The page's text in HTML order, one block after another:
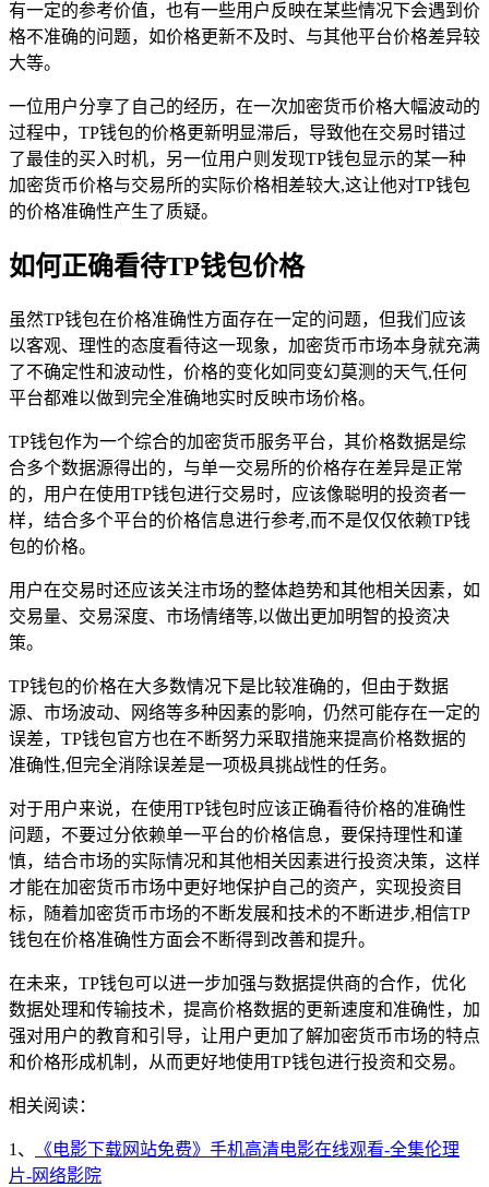
有一定的参考价值，也有一些用户反映在某些情况下会遇到价
格不准确的问题，如价格更新不及时、与其他平台价格差异较
大等。
一位用户分享了自己的经历，在一次加密货币价格大幅波动的
过程中，TP钱包的价格更新明显滞后，导致他在交易时错过
了最佳的买入时机，另一位用户则发现TP钱包显示的某一种
加密货币价格与交易所的实际价格相差较大,这让他对TP钱包
的价格准确性产生了质疑。
如何正确看待TP钱包价格
虽然TP钱包在价格准确性方面存在一定的问题，但我们应该
以客观、理性的态度看待这一现象，加密货币市场本身就充满
了不确定性和波动性，价格的变化如同变幻莫测的天气,任何
平台都难以做到完全准确地实时反映市场价格。
TP钱包作为一个综合的加密货币服务平台，其价格数据是综
合多个数据源得出的，与单一交易所的价格存在差异是正常
的，用户在使用TP钱包进行交易时，应该像聪明的投资者一
样，结合多个平台的价格信息进行参考,而不是仅仅依赖TP钱
包的价格。
用户在交易时还应该关注市场的整体趋势和其他相关因素，如
交易量、交易深度、市场情绪等,以做出更加明智的投资决
策。
TP钱包的价格在大多数情况下是比较准确的，但由于数据
源、市场波动、网络等多种因素的影响，仍然可能存在一定的
误差，TP钱包官方也在不断努力采取措施来提高价格数据的
准确性,但完全消除误差是一项极具挑战性的任务。
对于用户来说，在使用TP钱包时应该正确看待价格的准确性
问题，不要过分依赖单一平台的价格信息，要保持理性和谨
慎，结合市场的实际情况和其他相关因素进行投资决策，这样
才能在加密货币市场中更好地保护自己的资产，实现投资目
标，随着加密货币市场的不断发展和技术的不断进步,相信TP
钱包在价格准确性方面会不断得到改善和提升。
在未来，TP钱包可以进一步加强与数据提供商的合作，优化
数据处理和传输技术，提高价格数据的更新速度和准确性，加
强对用户的教育和引导，让用户更加了解加密货币市场的特点
和价格形成机制，从而更好地使用TP钱包进行投资和交易。
相关阅读：
1、
《电影下载网站免费》手机高清电影在线观看-全集伦理
片-网络影院